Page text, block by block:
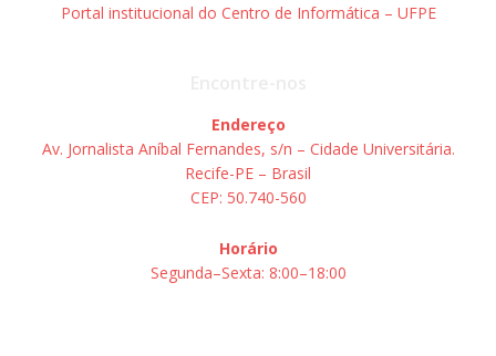
Portal institucional do Centro de Informática – UFPE
Endereço
Av. Jornalista Aníbal Fernandes, s/n – Cidade Universitária.
Recife-PE – Brasil
CEP: 50.740-560
Horário
Segunda–Sexta: 8:00–18:00